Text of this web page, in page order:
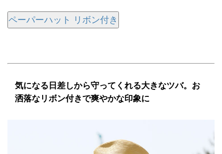
ペーパーハット リボン付き
気になる日差しから守ってくれる大きなツバ。お
洒落なリボン付きで爽やかな印象に